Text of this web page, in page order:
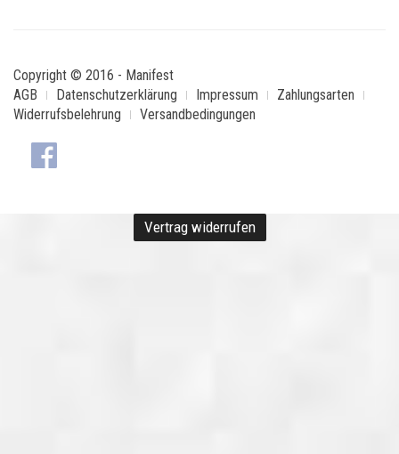
Copyright © 2016 - Manifest
AGB
Datenschutzerklärung Impressum
Zahlungsarten
Widerrufsbelehrung
Versandbedingungen
Vertrag widerrufen